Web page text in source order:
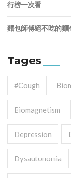
行榜一次看
麵包師傅絕不吃的麵
Tages
#cough
Biomagnetism
Depression
Dysautonomia